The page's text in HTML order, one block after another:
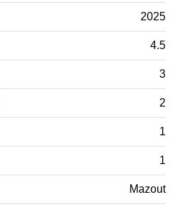
2025
4.5
3
2
1
1
Mazout